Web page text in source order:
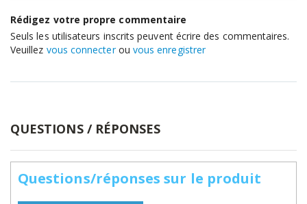
Rédigez votre propre commentaire
Seuls les utilisateurs inscrits peuvent écrire des commentaires.
Veuillez vous connecterou vous enregistrer
QUESTIONS / RÉPONSES
Questions/réponses sur le produit